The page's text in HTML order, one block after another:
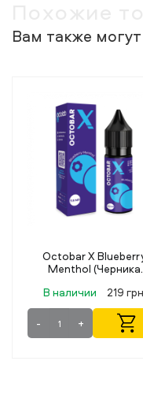
Вам также
Lucky 30 мл 50 мг
Grapefruit
В наличии
349
- +